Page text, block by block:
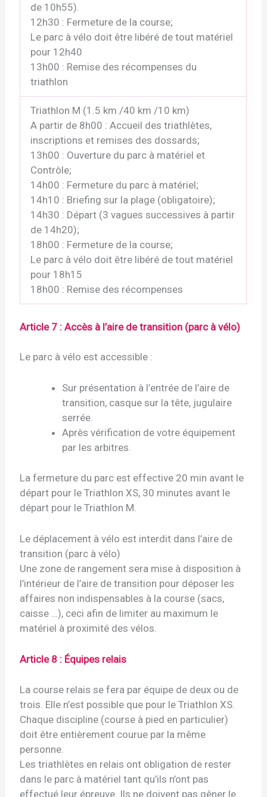
de 10h55).
12h30 : Fermeture de la course;
Le parc à vélo doit être libéré de tout matériel
pour 12h40
13h00 : Remise des récompenses du
triathlon
Triathlon M (1.5 km /40 km /10 km)
A partir de 8h00 : Accueil des triathlètes,
inscriptions et remises des dossards;
13h00 : Ouverture du parc à matériel et
Contrôle;
14h00 : Fermeture du parc à matériel;
14h10 : Briefing sur la plage (obligatoire);
14h30 : Départ (3 vagues successives à partir
de 14h20);
18h00 : Fermeture de la course;
Le parc à vélo doit être libéré de tout matériel
pour 18h15
18h00 : Remise des récompenses
Article 7 : Accès à l’aire de transition (parc à vélo)
Le parc à vélo est accessible :
Sur présentation à l’entrée de l’aire de
transition, casque sur la tête, jugulaire
serrée.
Après vérification de votre équipement
par les arbitres.
La fermeture du parc est effective 20 min avant le
départ pour le Triathlon XS, 30 minutes avant le
départ pour le Triathlon M.
Le déplacement à vélo est interdit dans l’aire de
transition (parc à vélo)
Une zone de rangement sera mise à disposition à
l’intérieur de l’aire de transition pour déposer les
affaires non indispensables à la course (sacs,
caisse …), ceci afin de limiter au maximum le
matériel à proximité des vélos.
Article 8 : Équipes relais
La course relais se fera par équipe de deux ou de
trois. Elle n’est possible que pour le Triathlon XS.
Chaque discipline (course à pied en particulier)
doit être entièrement courue par la même
personne.
Les triathlètes en relais ont obligation de rester
dans le parc à matériel tant qu’ils n’ont pas
effectué leur épreuve. Ils ne doivent pas gêner le